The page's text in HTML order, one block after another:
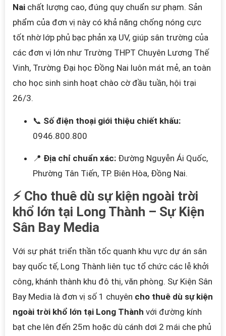
Nai chất lượng cao, đúng quy chuẩn sư phạm. Sản
phẩm của đơn vị này có khả năng chống nóng cực
tốt nhờ lớp phủ bạc phản xạ UV, giúp sân trường của
các đơn vị lớn như Trường THPT Chuyên Lương Thế
Vinh, Trường Đại học Đồng Nai luôn mát mẻ, an toàn
cho học sinh sinh hoạt chào cờ đầu tuần, hội trại
26/3.
📞 Số điện thoại giới thiệu chiết khấu:
0946.800.800
📍 Địa chỉ chuẩn xác: Đường Nguyễn Ái Quốc,
Phường Tân Tiến, TP. Biên Hòa, Đồng Nai.
⚡ Cho thuê dù sự kiện ngoài trời
khổ lớn tại Long Thành – Sự Kiện
Sân Bay Media
Với sự phát triển thần tốc quanh khu vực dự án sân
bay quốc tế, Long Thành liên tục tổ chức các lễ khởi
công, khánh thành khu đô thị, văn phòng. Sự Kiện Sân
Bay Media là đơn vị số 1 chuyên cho thuê dù sự kiện
ngoài trời khổ lớn tại Long Thành với đường kính
bạt che lên đến 25m hoặc dù cánh dơi 2 mái che phủ